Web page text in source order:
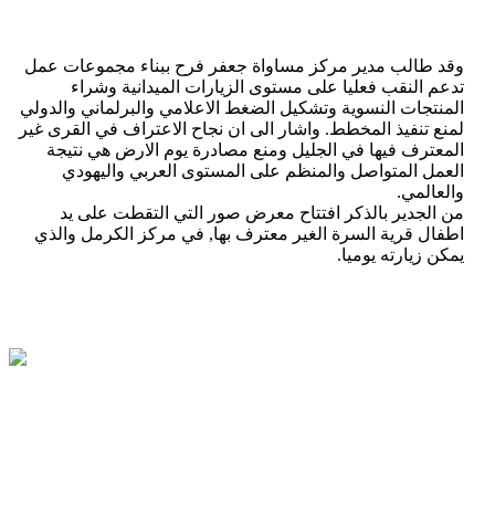
وقد طالب مدير مركز مساواة جعفر فرح ببناء مجموعات عمل
تدعم النقب فعليا على مستوى الزيارات الميدانية وشراء
المنتجات النسوية وتشكيل الضغط الاعلامي والبرلماني والدولي
لمنع تنفيذ المخطط. واشار الى ان نجاح الاعتراف في القرى غير
المعترف فيها في الجليل ومنع مصادرة يوم الارض هي نتيجة
العمل المتواصل والمنظم على المستوى العربي واليهودي
والعالمي.
من الجدير بالذكر افتتاح معرض صور التي التقطت على يد
اطفال قرية السرة الغير معترف بها, في مركز الكرمل والذي
يمكن زيارته يوميا.